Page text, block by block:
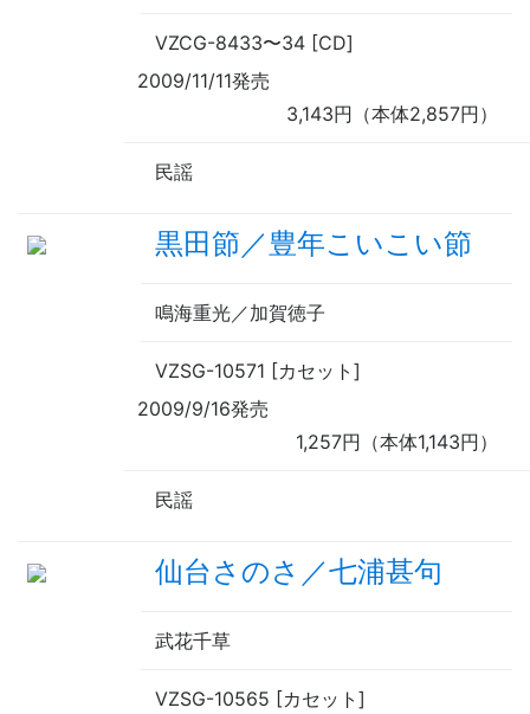
VZCG-8433〜34 [CD]
2009/11/11発売
3,143円（本体2,857円）
民謡
黒田節／豊年こいこい節
鳴海重光／加賀徳子
VZSG-10571 [カセット]
2009/9/16発売
1,257円（本体1,143円）
民謡
仙台さのさ／七浦甚句
武花千草
VZSG-10565 [カセット]